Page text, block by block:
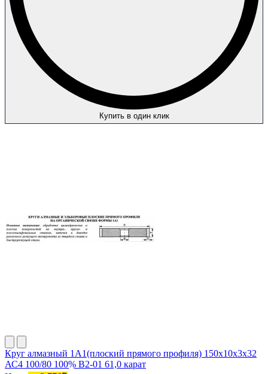
Купить в один клик
Круг алмазный 1А1(плоский прямого профиля) 150х10х3х32
АС4 100/80 100% В2-01 61,0 карат